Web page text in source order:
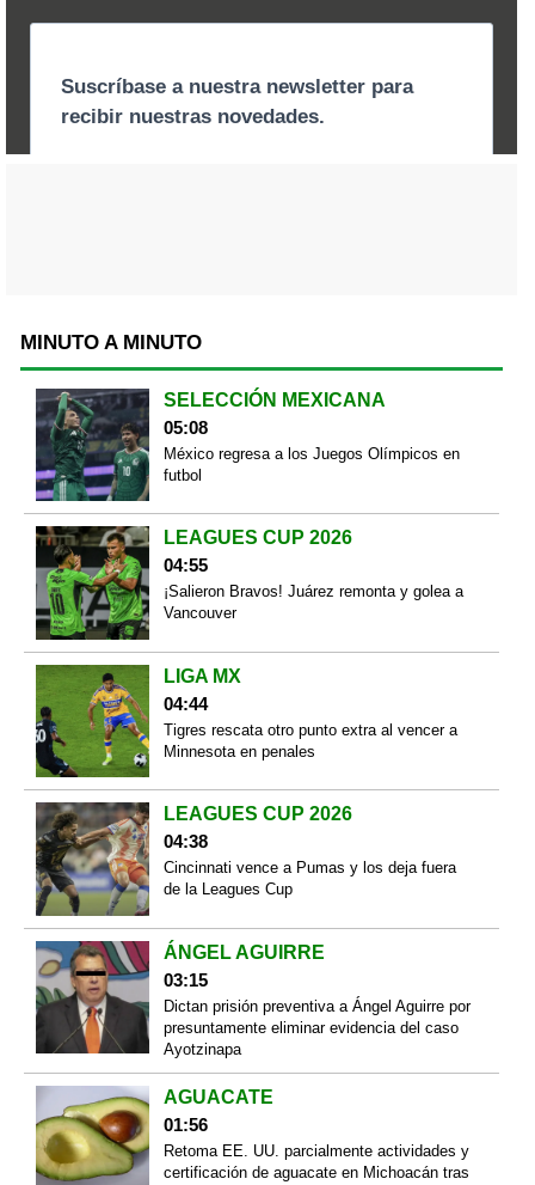
MINUTO A MINUTO
SELECCIÓN MEXICANA
05:08
México regresa a los Juegos Olímpicos en
futbol
LEAGUES CUP 2026
04:55
¡Salieron Bravos! Juárez remonta y golea a
Vancouver
LIGA MX
04:44
Tigres rescata otro punto extra al vencer a
Minnesota en penales
LEAGUES CUP 2026
04:38
Cincinnati vence a Pumas y los deja fuera
de la Leagues Cup
ÁNGEL AGUIRRE
03:15
Dictan prisión preventiva a Ángel Aguirre por
presuntamente eliminar evidencia del caso
Ayotzinapa
AGUACATE
01:56
Retoma EE. UU. parcialmente actividades y
certificación de aguacate en Michoacán tras